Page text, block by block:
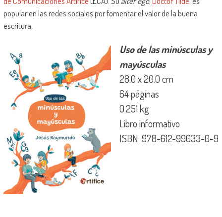
popular en las redes sociales por fomentar el valor de la buena
escritura.
Uso de las minúsculas y
mayúsculas
28.0 x 20.0 cm
64 páginas
0.251 kg
Libro informativo
ISBN: 978-612-99033-0-9